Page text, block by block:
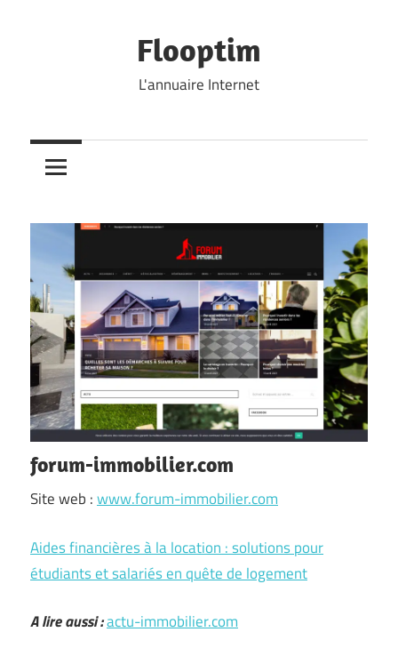
Flooptim
L'annuaire Internet
forum-immobilier.com
Site web :www.forum-immobilier.com
Aides financières à la location : solutions pour
étudiants et salariés en quête de logement
A lire aussi :actu-immobilier.com